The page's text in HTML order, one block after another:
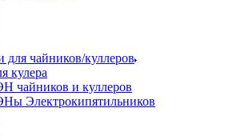
для чайников/куллеров
кулера
чайников и куллеров
Электрокипятильников